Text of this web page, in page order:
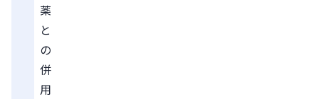
薬
と
の
併
用